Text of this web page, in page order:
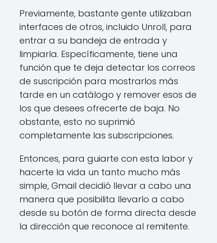
Previamente, bastante gente utilizaban
interfaces de otros, incluido Unroll, para
entrar a su bandeja de entrada y
limpiarla. Específicamente, tiene una
función que te deja detectar los correos
de suscripción para mostrarlos más
tarde en un catálogo y remover esos de
los que desees ofrecerte de baja. No
obstante, esto no suprimió
completamente las subscripciones.
Entonces, para guiarte con esta labor y
hacerte la vida un tanto mucho más
simple, Gmail decidió llevar a cabo una
manera que posibilita llevarlo a cabo
desde su botón de forma directa desde
la dirección que reconoce al remitente.